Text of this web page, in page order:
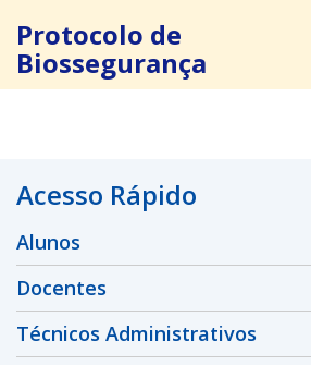
Protocolo de
Biossegurança
Acesso Rápido
Alunos
Docentes
Técnicos Administrativos